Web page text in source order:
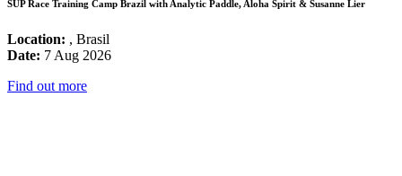
SUP Race Training Camp Brazil with Analytic Paddle, Aloha Spirit & Susanne Lier
Location: , Brasil
Date: 7 Aug 2026
Find out more